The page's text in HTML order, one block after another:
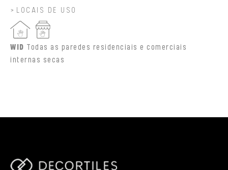
LOCAIS DE USO
WID Todas as paredes residenciais e comerciais
internas secas